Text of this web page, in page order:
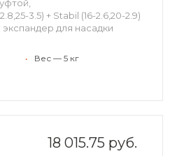
3.5) + Stabil (16-2.6,20-2.9)
для насадки
• Вес — 5 кг
18 015.75 руб.